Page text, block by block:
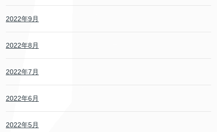
2022年9月
2022年8月
2022年7月
2022年6月
2022年5月